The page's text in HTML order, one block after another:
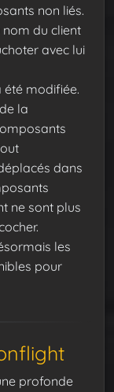
non liés.
du client
avec lui
modifiée.
la
dans
ne sont plus
les
pour
profonde